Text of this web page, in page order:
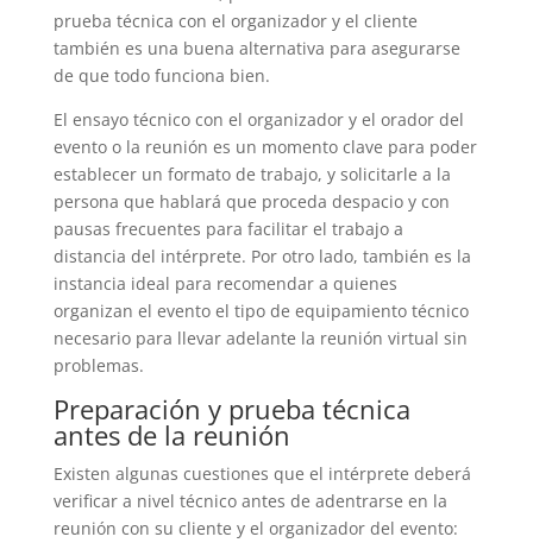
prueba técnica con el organizador y el cliente
también es una buena alternativa para asegurarse
de que todo funciona bien.
El ensayo técnico con el organizador y el orador del
evento o la reunión es un momento clave para poder
establecer un formato de trabajo, y solicitarle a la
persona que hablará que proceda despacio y con
pausas frecuentes para facilitar el trabajo a
distancia del intérprete. Por otro lado, también es la
instancia ideal para recomendar a quienes
organizan el evento el tipo de equipamiento técnico
necesario para llevar adelante la reunión virtual sin
problemas.
Preparación y prueba técnica
antes de la reunión
Existen algunas cuestiones que el intérprete deberá
verificar a nivel técnico antes de adentrarse en la
reunión con su cliente y el organizador del evento: